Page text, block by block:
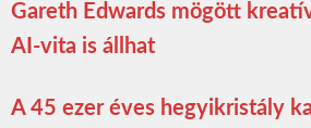
Gareth Edwards mögött
AI-vita is állhat
A 45 ezer éves hegyikristály